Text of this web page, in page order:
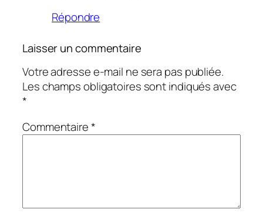
Répondre
Laisser un commentaire
Votre adresse e-mail ne sera pas publiée.
Les champs obligatoires sont indiqués avec
*
Commentaire*